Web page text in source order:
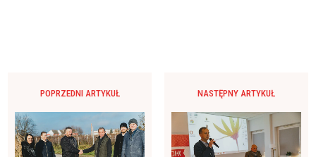
POPRZEDNI ARTYKUŁ NASTĘPNY ARTYKUŁ